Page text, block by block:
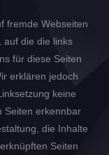
fremde Webseiten
auf die die links
für diese Seiten
erklären jedoch
keine
Seiten erkennbar
die Inhalte
Seiten